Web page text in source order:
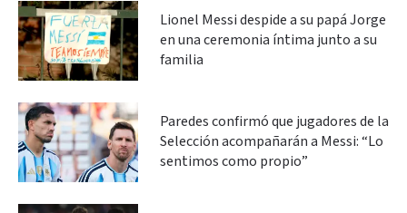
Lionel Messi despide a su papá Jorge
en una ceremonia íntima junto a su
familia
Paredes confirmó que jugadores de la
Selección acompañarán a Messi: “Lo
sentimos como propio”